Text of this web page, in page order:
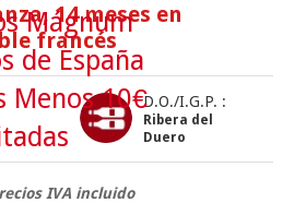
14 meses en
francés
D.O./I.G.P. :
Ribera del
Duero
IVA incluido
Mágnum
de España
Menos 10€